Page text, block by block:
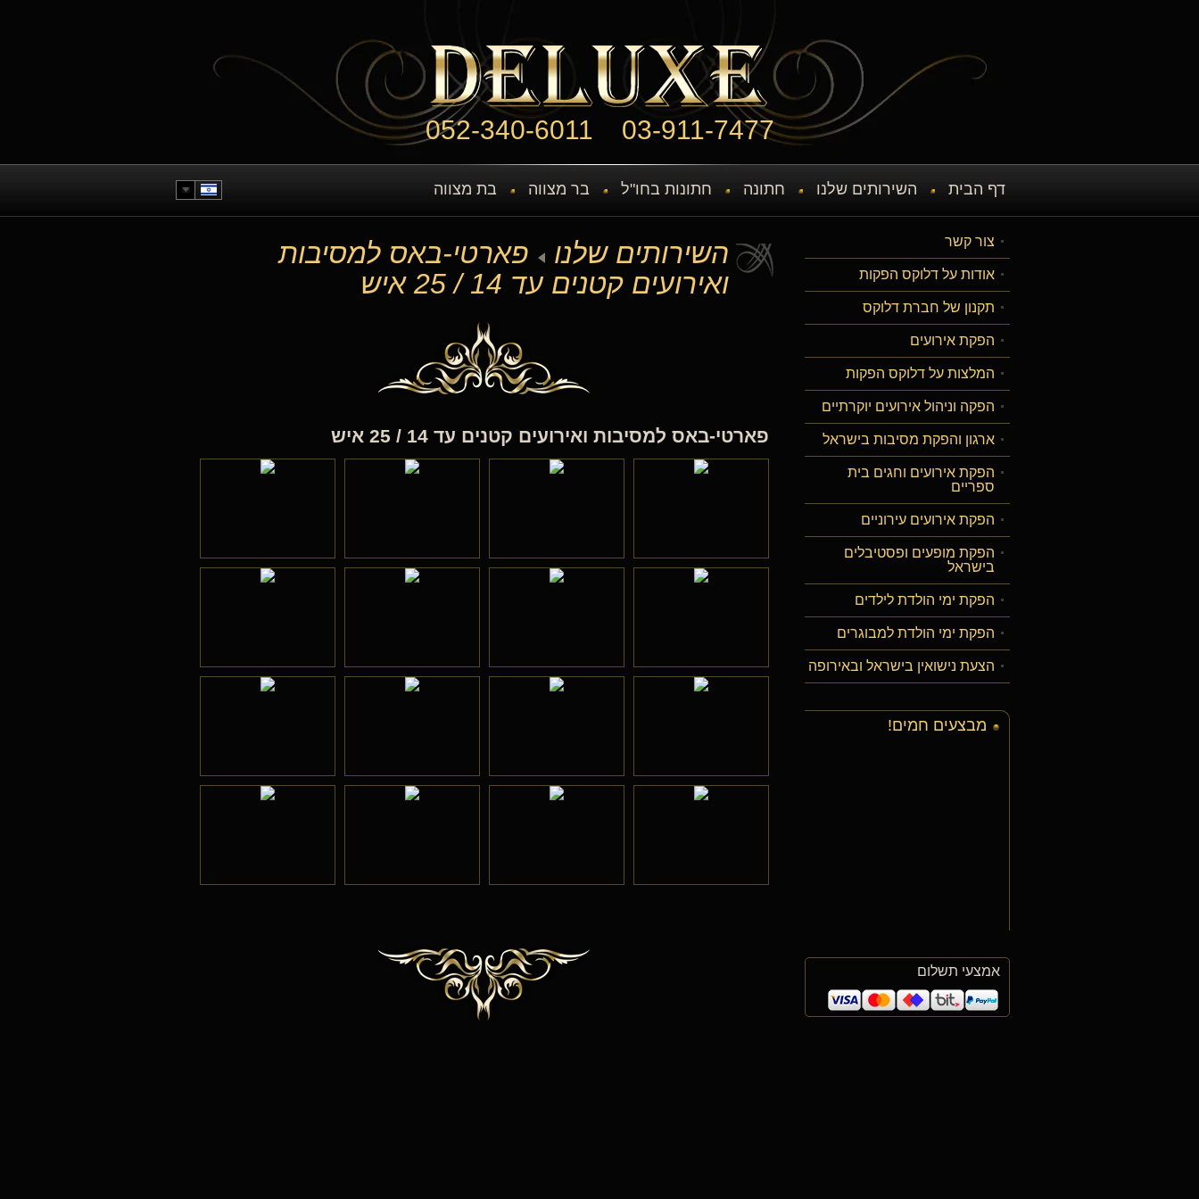
052-340-6011 03-911-7477
דף הבית השירותים שלנו חתונה חתונות בחו"ל בר מצווה בת מצווה
השירותים שלנו
פארטי-באס למסיבות
ואירועים קטנים עד 14 / 25 איש
פארטי-באס למסיבות ואירועים קטנים עד 14 / 25 איש
צור קשר
אודות על דלוקס הפקות
תקנון של חברת דלוקס
הפקת אירועים
המלצות על דלוקס הפקות
הפקה וניהול אירועים יוקרתיים
ארגון והפקת מסיבות בישראל
הפקת אירועים וחגים בית
ספריים
הפקת אירועים עירוניים
הפקת מופעים ופסטיבלים
בישראל
הפקת ימי הולדת לילדים
הפקת ימי הולדת למבוגרים
הצעת נישואין בישראל ובאירופה
מבצעים חמים!
אמצעי תשלום